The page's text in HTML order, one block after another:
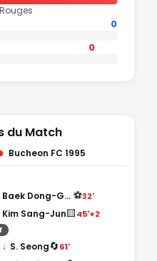
0
0
du Match
Bucheon FC 1995
Baek Dong-Gyu ⚽32'
Kim Sang-Jun🟨45'+2
↓ S. Seong🔄61'